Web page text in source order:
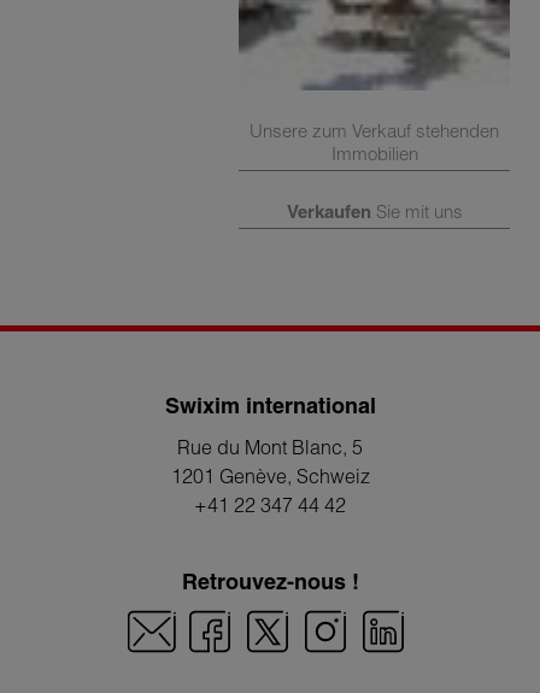
Unsere zum Verkauf stehenden
Immobilien
Verkaufen Sie mit uns
Swixim international
Rue du Mont Blanc, 5
1201 Genève, Schweiz
+41 22 347 44 42
Retrouvez-nous !